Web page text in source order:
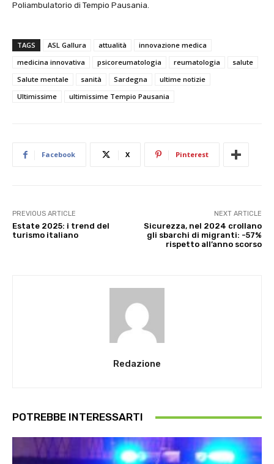
Poliambulatorio di Tempio Pausania.
TAGS ASL Gallura attualità
innovazione medica
medicina innovativa
psicoreumatologia reumatologia
salute
Salute mentale
sanità Sardegna
ultime notizie
Ultimissime
ultimissime Tempio Pausania
Facebook X Pinterest
PREVIOUS ARTICLE
Estate 2025: i trend del
turismo italiano
NEXT ARTICLE
Sicurezza, nel 2024 crollano
gli sbarchi di migranti: -57%
rispetto all’anno scorso
Redazione
POTREBBE INTERESSARTI